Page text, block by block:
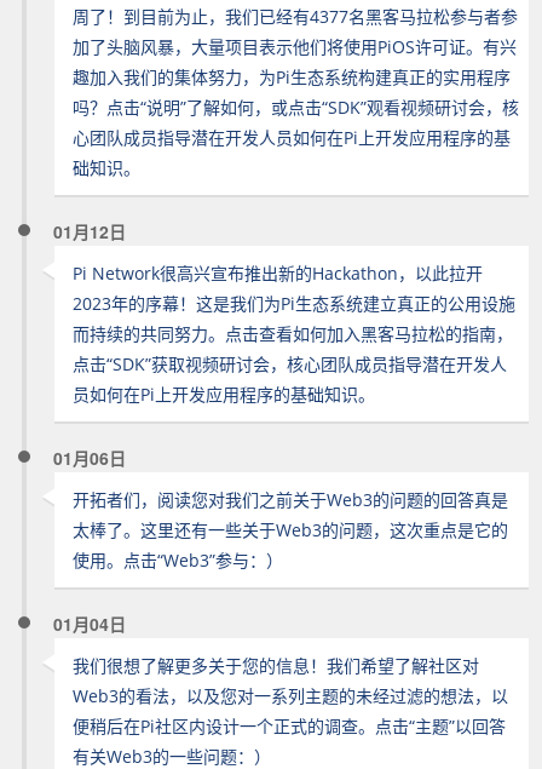
周了！到目前为止，我们已经有4377名黑客马拉松参与者参
加了头脑风暴，大量项目表示他们将使用PiOS许可证。有兴
趣加入我们的集体努力，为Pi生态系统构建真正的实用程序
吗？点击“说明”了解如何，或点击“SDK”观看视频研讨会，核
心团队成员指导潜在开发人员如何在Pi上开发应用程序的基
础知识。
01月12日
Pi Network很高兴宣布推出新的Hackathon，以此拉开
2023年的序幕！这是我们为Pi生态系统建立真正的公用设施
而持续的共同努力。点击查看如何加入黑客马拉松的指南，
点击“SDK”获取视频研讨会，核心团队成员指导潜在开发人
员如何在Pi上开发应用程序的基础知识。
01月06日
开拓者们，阅读您对我们之前关于Web3的问题的回答真是
太棒了。这里还有一些关于Web3的问题，这次重点是它的
使用。点击“Web3”参与：）
01月04日
我们很想了解更多关于您的信息！我们希望了解社区对
Web3的看法，以及您对一系列主题的未经过滤的想法，以
便稍后在Pi社区内设计一个正式的调查。点击“主题”以回答
有关Web3的一些问题：）